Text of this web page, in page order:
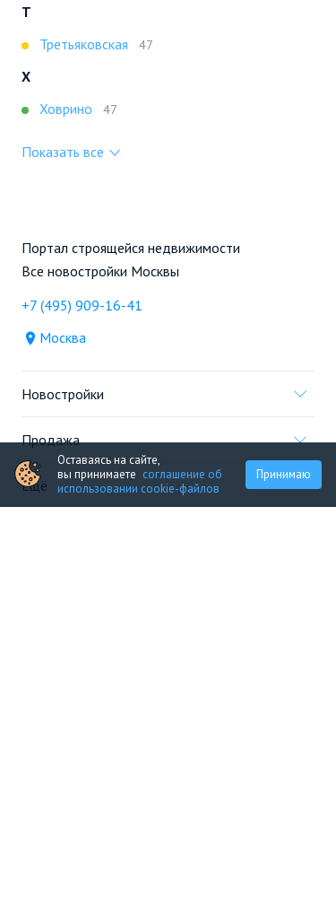
Оставаясь на сайте,
вы принимаете соглашение об
использовании cookie-файлов
Принимаю
Т
Третьяковская
47
Х
Ховрино
47
Показать все
Портал строящейся недвижимости
Все новостройки Москвы
+7 (495) 909-16-41
Москва
Новостройки
Продажа
Ещё